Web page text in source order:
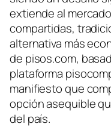
extiende al
compartidas,
alternativa más
de pisos.com,
plataforma
manifiesto que
opción asequible
del país.